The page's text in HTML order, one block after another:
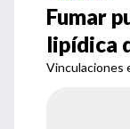
Fumar
lipídica
Vinculaciones